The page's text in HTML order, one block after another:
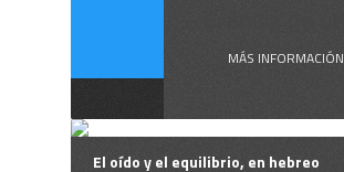
MÁS INFORMACIÓN
El oído y el equilibrio, en hebreo